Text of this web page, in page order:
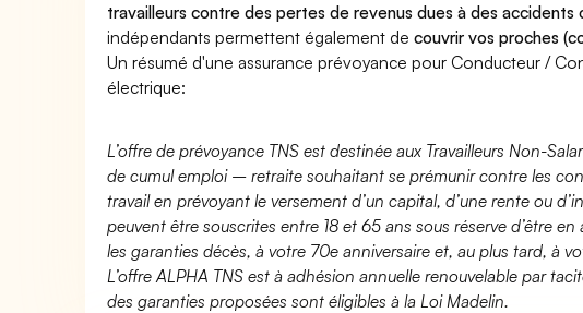
travailleurs contre des pertes de revenus dues à des accidents
indépendants permettent également decouvrir vos proches
Un résumé d'une assurance prévoyance pour Conducteur /
électrique:
L’offre de prévoyance TNS est destinée aux Travailleurs Non-
de cumul emploi – retraite souhaitant se prémunir contre les
travail en prévoyant le versement d’un capital, d’une rente ou
peuvent être souscrites entre 18 et 65 ans sous réserve d’être
les garanties décès, à votre 70e anniversaire et, au plus tard, à
L’offre ALPHA TNS est à adhésion annuelle renouvelable par
des garanties proposées sont éligibles à la Loi Madelin.